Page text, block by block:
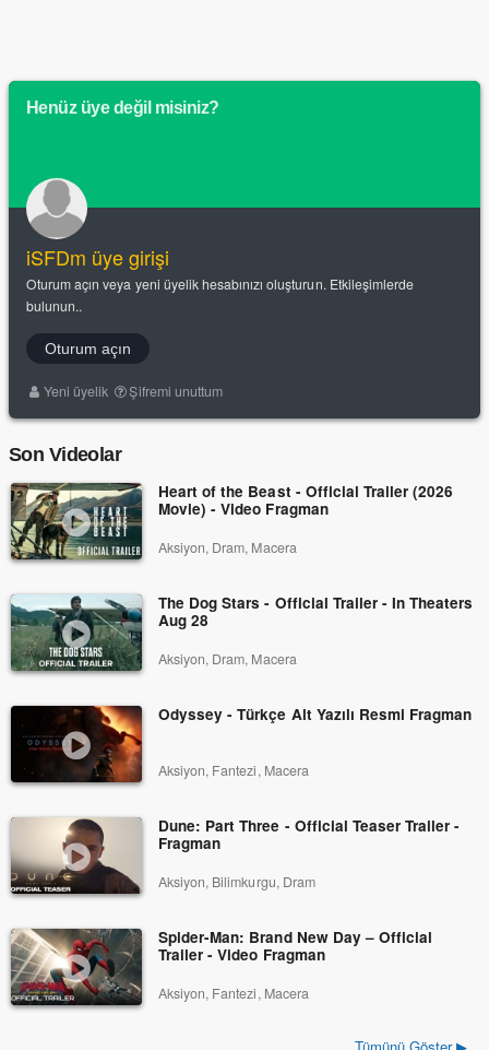
Henüz üye değil misiniz?
iSFDm üye girişi
Oturum açın veya yeni üyelik hesabınızı oluşturun. Etkileşimlerde
bulunun..
Oturum açın
Yeni üyelik Şifremi unuttum
Son Videolar
Heart of the Beast - Official Trailer (2026
Movie) - Video Fragman
Aksiyon, Dram, Macera
The Dog Stars - Official Trailer - In Theaters
Aug 28
Aksiyon, Dram, Macera
Odyssey - Türkçe Alt Yazılı Resmi Fragman
Aksiyon, Fantezi, Macera
Dune: Part Three - Official Teaser Trailer -
Fragman
Aksiyon, Bilimkurgu, Dram
Spider-Man: Brand New Day – Official
Trailer - Video Fragman
Aksiyon, Fantezi, Macera